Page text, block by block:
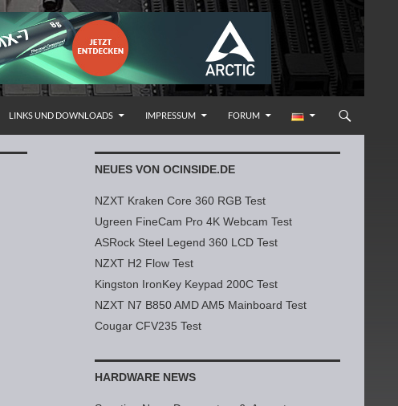
LINKS UND DOWNLOADS IMPRESSUM FORUM
NEUES VON OCINSIDE.DE
NZXT Kraken Core 360 RGB Test
Ugreen FineCam Pro 4K Webcam Test
ASRock Steel Legend 360 LCD Test
NZXT H2 Flow Test
Kingston IronKey Keypad 200C Test
NZXT N7 B850 AMD AM5 Mainboard Test
Cougar CFV235 Test
HARDWARE NEWS